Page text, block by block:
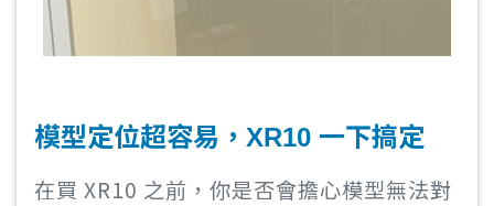
模型定位超容易，XR10 一下搞定
在買 XR10 之前，你是否會擔心模型無法對